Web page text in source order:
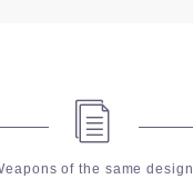
of the same design